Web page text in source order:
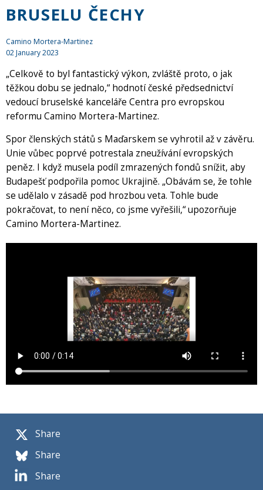
Share
Share
Share
BRUSELU ČECHY
Camino Mortera-Martinez
02 January 2023
„Celkově to byl fantastický výkon, zvláště proto, o jak
těžkou dobu se jednalo,“ hodnotí české předsednictví
vedoucí bruselské kanceláře Centra pro evropskou
reformu Camino Mortera-Martinez.
Spor členských států s Maďarskem se vyhrotil až v závěru.
Unie vůbec poprvé potrestala zneužívání evropských
peněz. I když musela podíl zmrazených fondů snížit, aby
Budapešť podpořila pomoc Ukrajině. „Obávám se, že tohle
se udělalo v zásadě pod hrozbou veta. Tohle bude
pokračovat, to není něco, co jsme vyřešili,“ upozorňuje
Camino Mortera-Martinez.